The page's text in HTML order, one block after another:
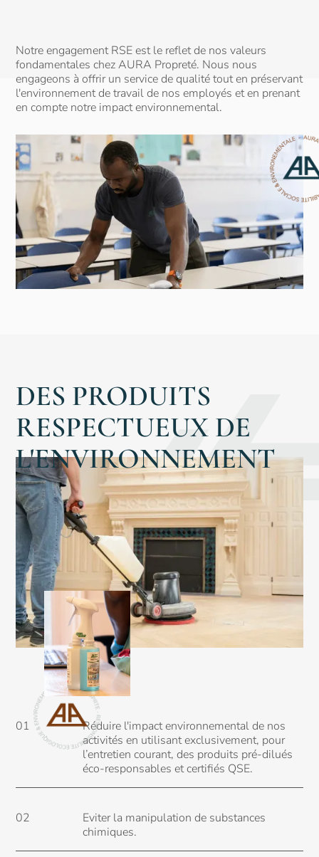
des vitres
Nettoyage
fin de
chantier
Nettoyage
3D
Maisons
médicalisées
Immeuble
Aura
Notre
Histoire
Engagement
RSE
Articles de
blog
Autres
Accueil
Viedaura
Nos zones d'intervention
Notre engagement RSE est le reflet de nos valeurs
fondamentales chez AURA Propreté. Nous nous
engageons à offrir un service de qualité tout en préservant
l'environnement de travail de nos employés et en prenant
en compte notre impact environnemental.
DES PRODUITS
RESPECTUEUX DE
L'ENVIRONNEMENT
01
Réduire l'impact environnemental de nos
activités en utilisant exclusivement, pour
l’entretien courant, des produits pré-dilués
éco-responsables et certifiés QSE.
02
Eviter la manipulation de substances
chimiques.